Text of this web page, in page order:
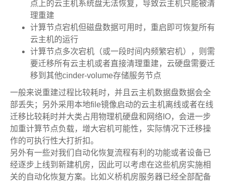
点上的云主机系统盘无法恢复，导致云主机只能被清
理重建
计算节点宕机但磁盘数据可用时，重启即可恢复所有
云主机的运行
计算节点多次宕机（或一段时间内频繁宕机），则需
要迁移所有云主机或者直接清理重建，云硬盘需要迁
移到其他cinder-volume存储服务节点
一般来说重建过程比较耗时，并且云主机数据盘数据会全
部丢失；另外采用本地file镜像启动的云主机离线或者在线
迁移比较耗时并大类占用物理机硬盘和网络IO，会进一步
加重计算节点负载，增大宕机可能性，实际情况下迁移操
作的可执行性大打折扣。
另外有一些对我们自动化恢复流程有利的功能或者设备已
经逐步上线到新建机房，因此可以考虑在这些机房实施相
关的自动化恢复方案。比如义桥机房服务器已经全部配备